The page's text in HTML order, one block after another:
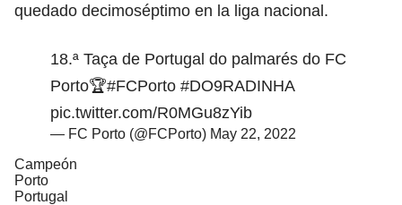
quedado decimoséptimo en la liga nacional.
18.ª Taça de Portugal do palmarés do FC
Porto🏆#FCPorto #DO9RADINHA
pic.twitter.com/R0MGu8zYib
— FC Porto (@FCPorto) May 22, 2022
Campeón
Porto
Portugal